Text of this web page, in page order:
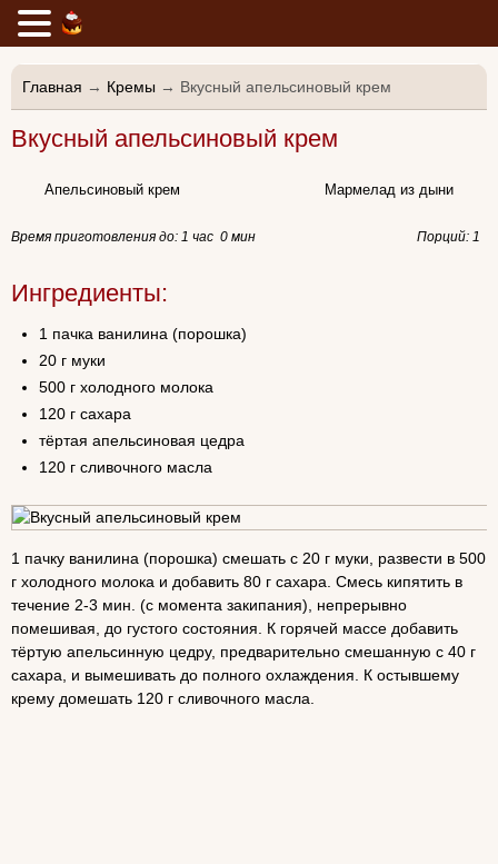
Главная → Кремы → Вкусный апельсиновый крем
Вкусный апельсиновый крем
Апельсиновый крем Мармелад из дыни
Время приготовления до: 1 час 0 мин Порций: 1
Ингредиенты:
1 пачка ванилина (порошка)
20 г муки
500 г холодного молока
120 г сахара
тёртая апельсиновая цедра
120 г сливочного масла
1 пачку ванилина (порошка) смешать с 20 г муки, развести в 500
г холодного молока и добавить 80 г сахара. Смесь кипятить в
течение 2-3 мин. (с момента закипания), непрерывно
помешивая, до густого состояния. К горячей массе добавить
тёртую апельсинную цедру, предварительно смешанную с 40 г
сахара, и вымешивать до полного охлаждения. К остывшему
крему домешать 120 г сливочного масла.